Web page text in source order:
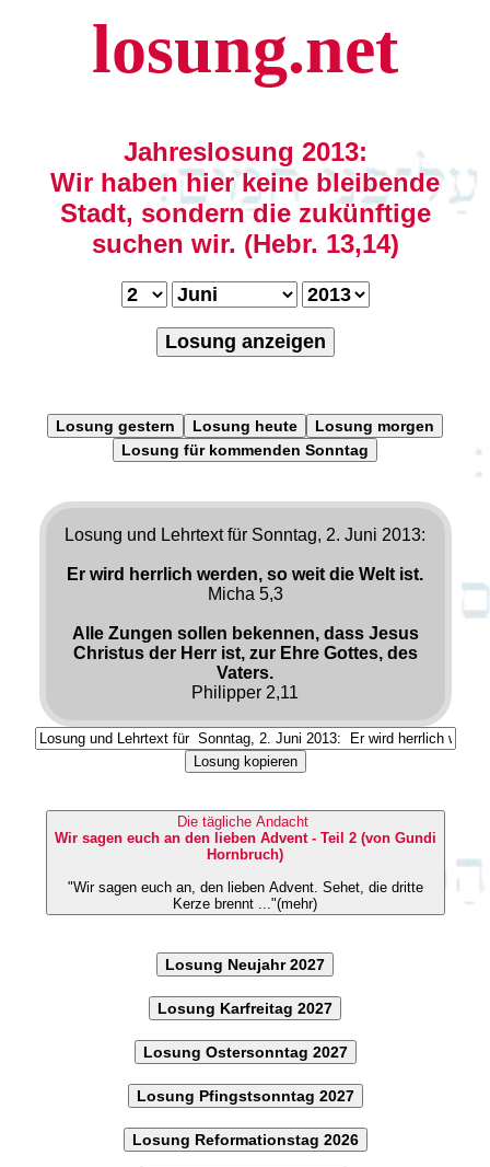
losung.net
Jahreslosung 2013:
Wir haben hier keine bleibende
Stadt, sondern die zukünftige
suchen wir. (Hebr. 13,14)
Losung anzeigen
Losung gestern Losung heute
Losung morgen
Losung für kommenden Sonntag
Losung und Lehrtext für Sonntag, 2. Juni 2013:
Er wird herrlich werden, so weit die Welt ist.
Micha 5,3
Alle Zungen sollen bekennen, dass Jesus
Christus der Herr ist, zur Ehre Gottes, des
Vaters.
Philipper 2,11
Losung kopieren
Die tägliche Andacht
Wir sagen euch an den lieben Advent - Teil 2 (von Gundi
Hornbruch)
"Wir sagen euch an, den lieben Advent. Sehet, die dritte
Kerze brennt ..."(mehr)
Losung Neujahr 2027
Losung Karfreitag 2027
Losung Ostersonntag 2027
Losung Pfingstsonntag 2027
Losung Reformationstag 2026